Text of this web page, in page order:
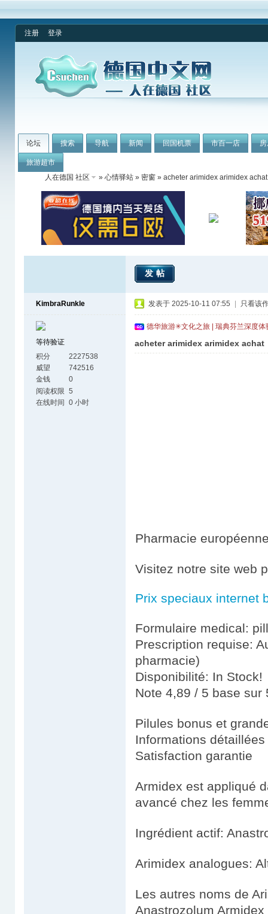
注册 登录
论坛 搜索 导航 新闻 回国机票 市百一店
旅游超市
人在德国 社区
» 心情驿站 » 密窗 » acheter arimidex arimidex achat
发帖
KimbraRunkle
等待验证
积分
2227538
威望
742516
金钱
0
阅读权限 5
在线时间 0 小时
发表于 2025-10-11 07:55 只看该
德华旅游✳文化之旅 | 瑞典芬兰深度
acheter arimidex arimidex achat
Pharmacie
Visitez notre site web
Prix speciaux internet
Formulaire medical: pill
Prescription requise:
pharmacie)
Disponibilité: In Stock!
Note 4,89 / 5 base sur
Pilules bonus et
Informations
Satisfaction garantie
Armidex est appliqué
avancé chez les
Ingrédient actif:
Arimidex analogues:
Les autres noms de
Anastrozolum Armidex